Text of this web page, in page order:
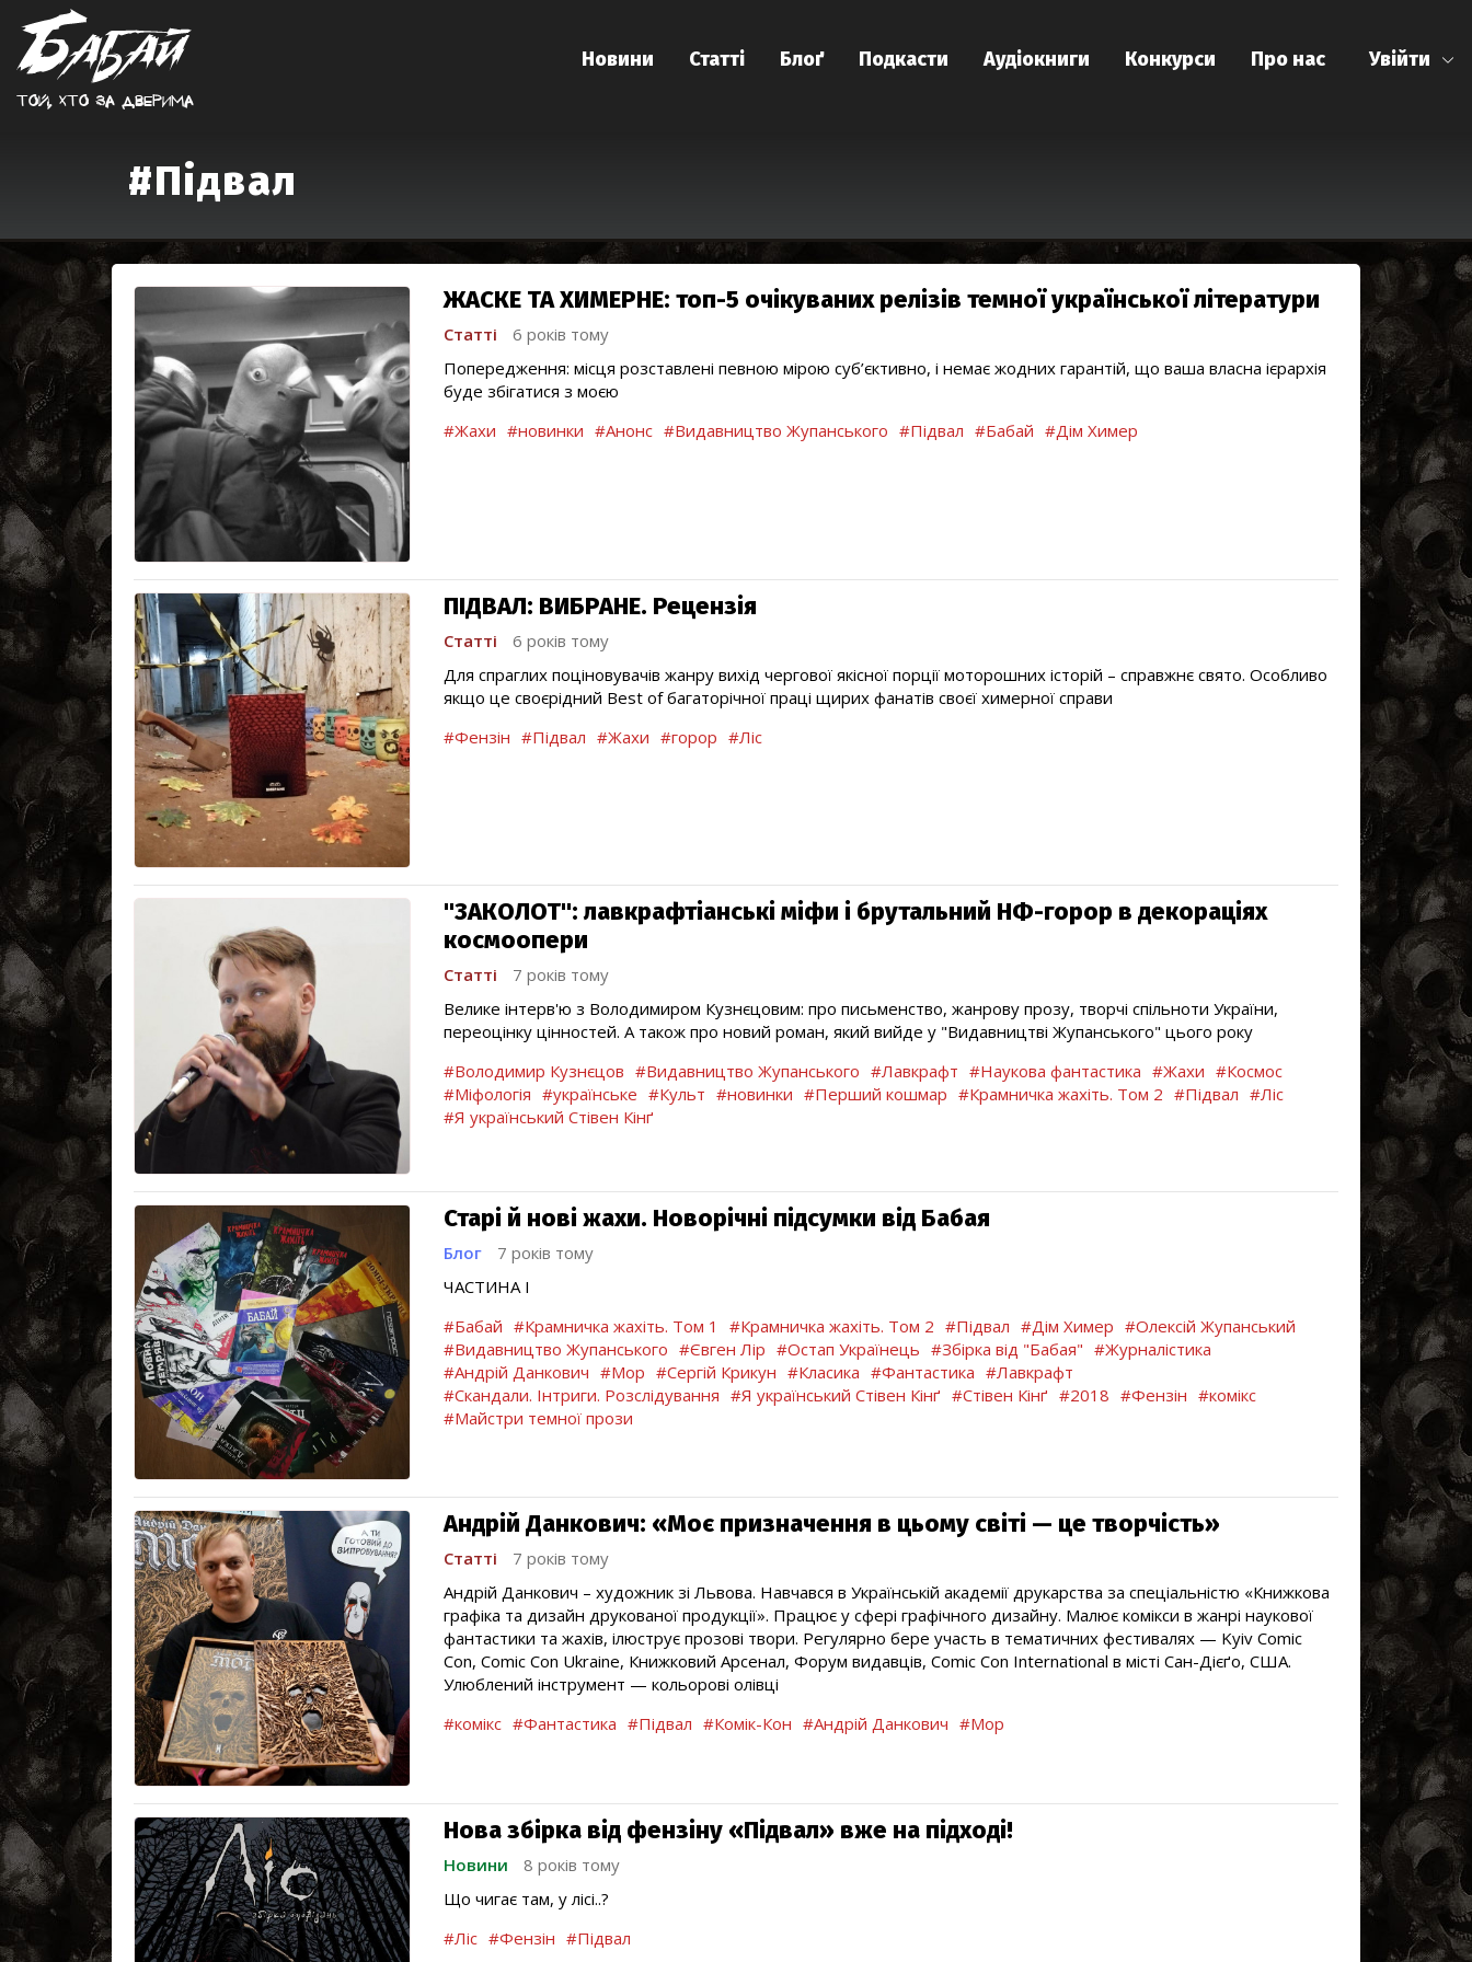
Той, хто за дверима
Увійти
Новини Статті Блоґ Подкасти Аудіокниги Конкурси Про нас
#Підвал
ЖАСКЕ ТА ХИМЕРНЕ: топ-5 очікуваних релізів темної української літератури
Статті
6 років тому
Попередження: місця розставлені певною мірою суб’єктивно, і немає жодних гарантій, що ваша власна ієрархія
буде збігатися з моєю
#Жахи #новинки #Анонс #Видавництво Жупанського #Підвал #Бабай #Дім Химер
ПІДВАЛ: ВИБРАНЕ. Рецензія
Статті
6 років тому
Для спраглих поціновувачів жанру вихід чергової якісної порції моторошних історій – справжнє свято. Особливо
якщо це своєрідний Best of багаторічної праці щирих фанатів своєї химерної справи
#Фензін #Підвал #Жахи #горор #Ліс
"ЗАКОЛОТ": лавкрафтіанські міфи і брутальний НФ-горор в декораціях
космоопери
Статті
7 років тому
Велике інтерв'ю з Володимиром Кузнєцовим: про письменство, жанрову прозу, творчі спільноти України,
переоцінку цінностей. А також про новий роман, який вийде у "Видавництві Жупанського" цього року
#Володимир Кузнєцов #Видавництво Жупанського #Лавкрафт #Наукова фантастика #Жахи #Космос
#Міфологія #українське #Культ #новинки #Перший кошмар #Крамничка жахіть. Том 2 #Підвал #Ліс
#Я український Стівен Кінґ
Старі й нові жахи. Новорічні підсумки від Бабая
Блог
7 років тому
ЧАСТИНА І
#Бабай #Крамничка жахіть. Том 1 #Крамничка жахіть. Том 2 #Підвал #Дім Химер #Олексій Жупанський
#Видавництво Жупанського #Євген Лір #Остап Українець #Збірка від "Бабая" #Журналістика
#Андрій Данкович #Мор #Сергій Крикун #Класика #Фантастика #Лавкрафт
#Скандали. Інтриги. Розслідування #Я український Стівен Кінґ #Стівен Кінґ #2018 #Фензін #комікс
#Майстри темної прози
Андрій Данкович: «Моє призначення в цьому світі — це творчість»
Статті
7 років тому
Андрій Данкович – художник зі Львова. Навчався в Українській академії друкарства за спеціальністю «Книжкова
графіка та дизайн друкованої продукції». Працює у сфері графічного дизайну. Малює комікси в жанрі наукової
фантастики та жахів, ілюструє прозові твори. Регулярно бере участь в тематичних фестивалях — Kyiv Comic
Con, Comic Con Ukraine, Книжковий Арсенал, Форум видавців, Comic Con International в місті Сан-Дієґо, США.
Улюблений інструмент — кольорові олівці
#комікс #Фантастика #Підвал #Комік-Кон #Андрій Данкович #Мор
Нова збірка від фензіну «Підвал» вже на підході!
Новини
8 років тому
Що чигає там, у лісі..?
#Ліс #Фензін #Підвал